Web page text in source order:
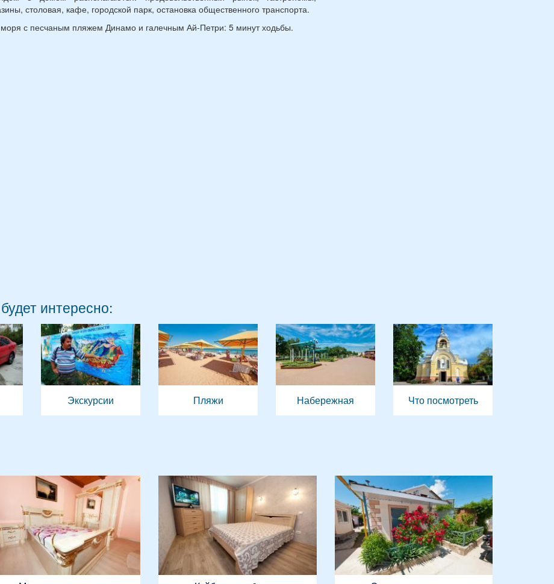
столовая, кафе, городской парк, остановка общественного транспорта.
с песчаным пляжем Динамо и галечным Ай-Петри: 5 минут ходьбы.
интересно:
Экскурсии Пляжи Набережная Что посмотреть